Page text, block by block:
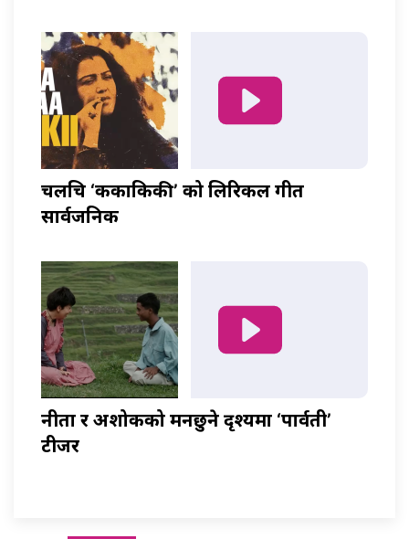
चलचित्र ‘ककाकिकी’ को लिरिकल गीत
सार्वजनिक
नीता र अशोकको मनछुने दृश्यमा ‘पार्वती’
टीजर